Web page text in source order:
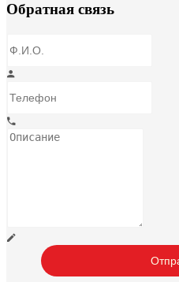
Обратная связь